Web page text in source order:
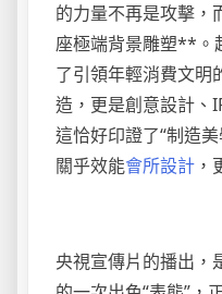
的力量不再是攻擊，
座極端背景雕塑**。
了引領年輕消費文明
造，更是創意設計、
這恰好印證了“制造
關乎效能會所設計 ，
央視宣傳片的播出